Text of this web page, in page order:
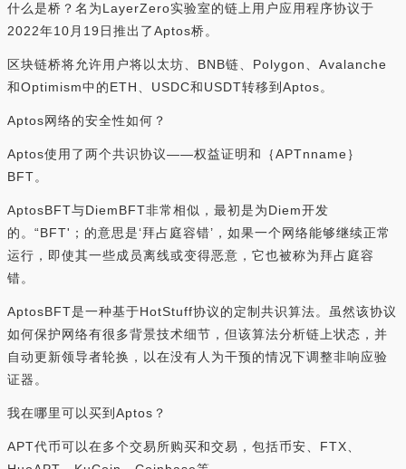
什么是桥？名为LayerZero实验室的链上用户应用程序协议于
2022年10月19日推出了Aptos桥。
区块链桥将允许用户将以太坊、BNB链、Polygon、Avalanche
和Optimism中的ETH、USDC和USDT转移到Aptos。
Aptos网络的安全性如何？
Aptos使用了两个共识协议——权益证明和｛APTnname｝
BFT。
AptosBFT与DiemBFT非常相似，最初是为Diem开发
的。“BFT'；的意思是‘拜占庭容错’，如果一个网络能够继续正常
运行，即使其一些成员离线或变得恶意，它也被称为拜占庭容
错。
AptosBFT是一种基于HotStuff协议的定制共识算法。虽然该协议
如何保护网络有很多背景技术细节，但该算法分析链上状态，并
自动更新领导者轮换，以在没有人为干预的情况下调整非响应验
证器。
我在哪里可以买到Aptos？
APT代币可以在多个交易所购买和交易，包括币安、FTX、